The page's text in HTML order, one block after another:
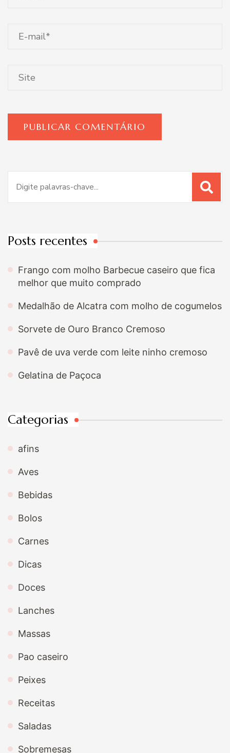
por:
Posts recentes
Frango com molho Barbecue caseiro que fica
melhor que muito comprado
Medalhão de Alcatra com molho de cogumelos
Sorvete de Ouro Branco Cremoso
Pavê de uva verde com leite ninho cremoso
Gelatina de Paçoca
Categorias
afins
Aves
Bebidas
Bolos
Carnes
Dicas
Doces
Lanches
Massas
Pao caseiro
Peixes
Receitas
Saladas
Sobremesas